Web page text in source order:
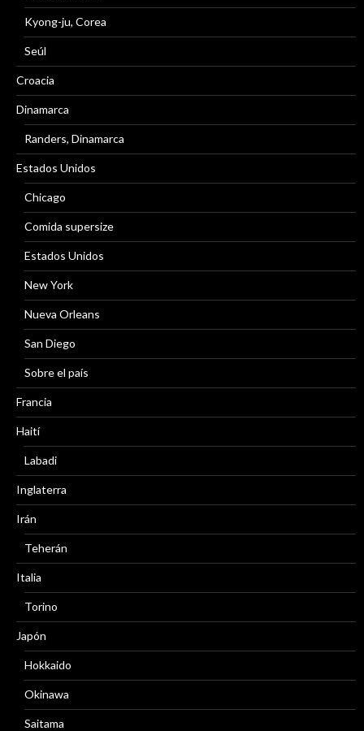
Kyong-ju, Corea
Seúl
Croacia
Dinamarca
Randers, Dinamarca
Estados Unidos
Chicago
Comida supersize
Estados Unidos
New York
Nueva Orleans
San Diego
Sobre el país
Francia
Haití
Labadi
Inglaterra
Irán
Teherán
Italia
Torino
Japón
Hokkaido
Okinawa
Saitama